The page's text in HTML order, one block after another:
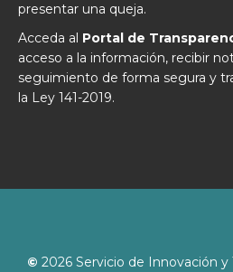
presentar una queja.
Acceda al Portal de
acceso a la información, recibir
seguimiento de forma segura y
la Ley 141-2019.
© 2026 Servicio de Innovación